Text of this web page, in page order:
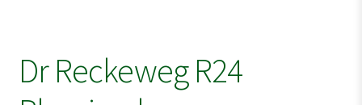
Dr Reckeweg R24